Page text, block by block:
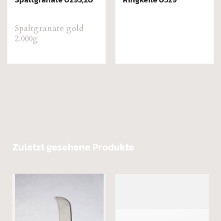
Polyamid 0313
Zuletzt gesehene Produkte